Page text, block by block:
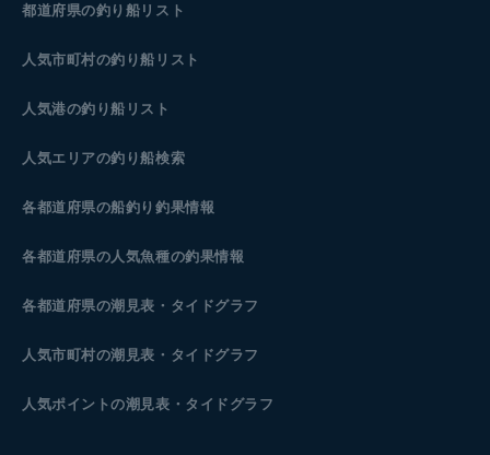
都道府県の釣り船リスト
人気市町村の釣り船リスト
人気港の釣り船リスト
人気エリアの釣り船検索
各都道府県の船釣り釣果情報
各都道府県の人気魚種の釣果情報
各都道府県の潮見表 ・タイドグラフ
人気市町村の潮見表・タイドグラフ
人気ポイントの潮見表・タイドグラフ